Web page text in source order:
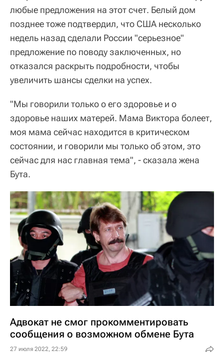
любые предложения на этот счет. Белый дом
позднее тоже подтвердил, что США несколько
недель назад сделали России "серьезное"
предложение по поводу заключенных, но
отказался раскрыть подробности, чтобы
увеличить шансы сделки на успех.
"Мы говорили только о его здоровье и о
здоровье наших матерей. Мама Виктора болеет,
моя мама сейчас находится в критическом
состоянии, и говорили мы только об этом, это
сейчас для нас главная тема", - сказала жена
Бута.
Адвокат не смог прокомментировать
сообщения о возможном обмене Бута
27 июля 2022, 22:59